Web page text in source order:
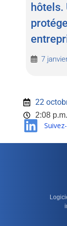
hôtels.
7
22
2:08 p.m.